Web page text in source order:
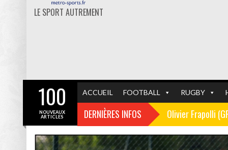
LE SPORT AUTREMENT
ACCUEIL FOOTBALL RUGBY
DERNIÈRES INFOS Olivier Frapolli
Christophe
100
NOUVEAUX
ARTICLES
GF38 FOOTBALL